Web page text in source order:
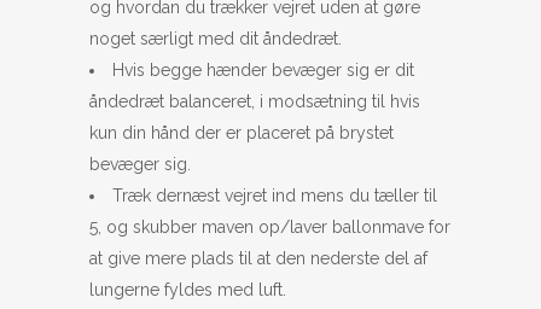
og hvordan du trækker vejret uden at gøre
noget særligt med dit åndedræt.
Hvis begge hænder bevæger sig er dit
åndedræt balanceret, i modsætning til hvis
kun din hånd der er placeret på brystet
bevæger sig.
Træk dernæst vejret ind mens du tæller til
5, og skubber maven op/laver ballonmave for
at give mere plads til at den nederste del af
lungerne fyldes med luft.